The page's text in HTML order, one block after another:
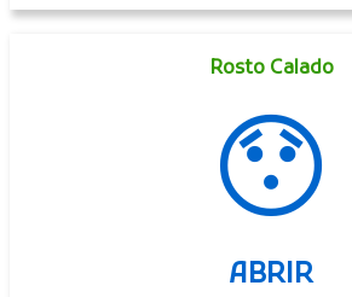
Rosto Calado
😯
ABRIR